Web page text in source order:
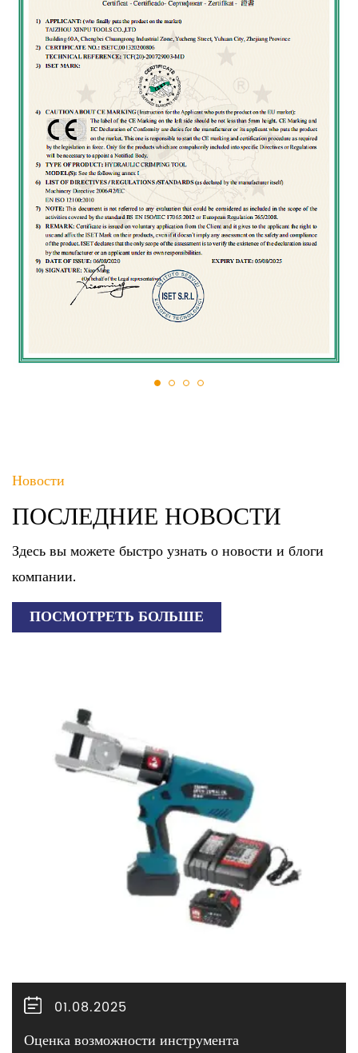
Новости
ПОСЛЕДНИЕ НОВОСТИ
Здесь вы можете быстро узнать о новости и блоги
компании.
ПОСМОТРЕТЬ БОЛЬШЕ
01.08.2025
Оценка возможности инструмента